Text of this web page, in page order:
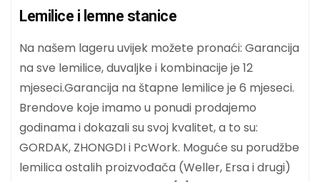
Lemilice i lemne stanice
Na našem lageru uvijek možete pronaći: Garancija
na sve lemilice, duvaljke i kombinacije je 12
mjeseci.Garancija na štapne lemilice je 6 mjeseci.
Brendove koje imamo u ponudi prodajemo
godinama i dokazali su svoj kvalitet, a to su:
GORDAK, ZHONGDI i PcWork. Moguće su porudžbe
lemilica ostalih proizvođača (Weller, Ersa i drugi)